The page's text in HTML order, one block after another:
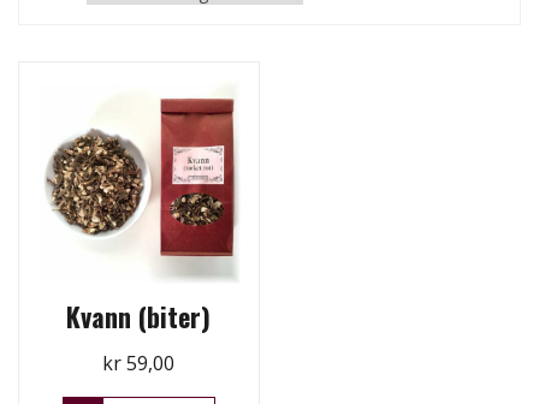
Kvann (biter)
kr59,00